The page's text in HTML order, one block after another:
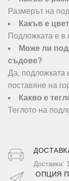
Размерът на
Какъв е
Подложката е в
Може ли
съдове?
Да, подложката
поставяне на
Какво е
Теглото на
Доставка:
ОПЦИЯ